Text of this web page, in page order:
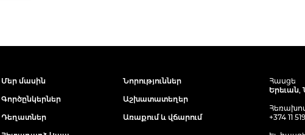
Մեր մասին
Գործընկերներ
Դեղատներ
Նորություններ
Աշխատատեղեր
Առաքում և վճարում
Հասցե
Երեւան,
+374 11